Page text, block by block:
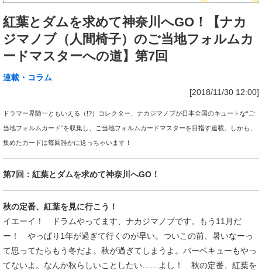
紅葉とダムを求めて神奈川へGO！【ナカ
ジマノブ（人間椅子）のご当地フォルムカ
ードマスターへの道】第7回
連載・コラム
[2018/11/30 12:00]
ドラマー界随一ともいえる（!?）コレクター、ナカジマノブが日本全国のキュートな“ご
当地フォルムカード”を収集し、ご当地フォルムカードマスターを目指す連載。しかも、
集めたカードは毎回誰かに送っちゃいます！
第7回：紅葉とダムを求めて神奈川へGO！
秋の定番、紅葉を見に行こう！
イエーイ！ ドラムやってます、ナカジマノブです。もう11月だ
ー！ やっぱり1年が過ぎて行くのが早い。ついこの前、暑いなーっ
て思ってたらもう冬だよ。秋が過ぎてしまうよ。バーベキューもやっ
てないよ。なんか秋らしいことしたい……よし！ 秋の定番、紅葉を